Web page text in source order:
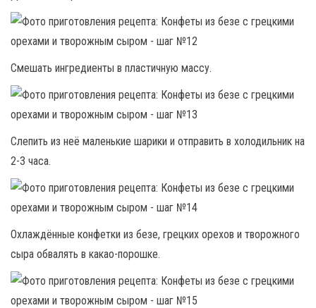
Смешать ингредиенты в пластичную массу.
Слепить из неё маленькие шарики и отправить в холодильник на
2-3 часа.
Охлаждённые конфетки из безе, грецких орехов и творожного
сыра обвалять в какао-порошке.